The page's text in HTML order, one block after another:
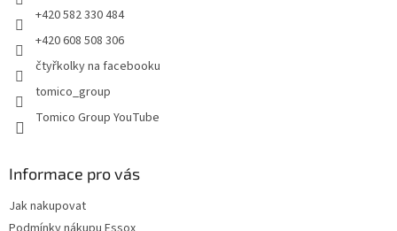
+420 582 330 484
+420 608 508 306
čtyřkolky na facebooku
tomico_group
Tomico Group YouTube
Informace pro vás
Jak nakupovat